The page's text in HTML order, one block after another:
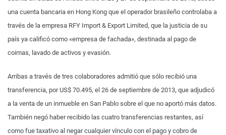
una cuenta bancaria en Hong Kong que el operador brasileño controlaba a
través de la empresa RFY Import & Export Limited, que la justicia de su
país ya calificó como «empresa de fachada», destinada al pago de
coimas, lavado de activos y evasión.
Arribas a través de tres colaboradores admitió que sólo recibió una
transferencia, por US$ 70.495, el 26 de septiembre de 2013, que adjudicó
a la venta de un inmueble en San Pablo sobre el que no aportó más datos.
También negó haber recibido las cuatro transferencias restantes, así
como fue taxativo al negar cualquier vínculo con el pago y cobro de